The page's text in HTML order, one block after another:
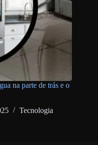
na parte de trás e o
Tecnologia